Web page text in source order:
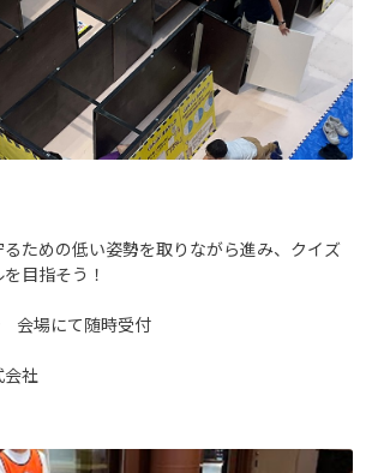
ための低い姿勢を取りながら進み、クイズ
目指そう！
会場にて随時受付
会社